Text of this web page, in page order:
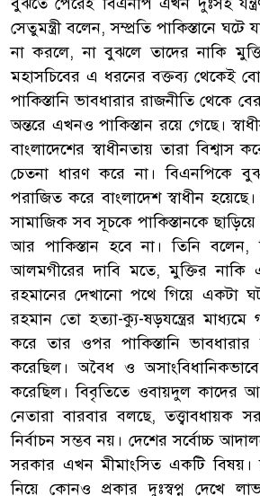
সেতুমন্ত্রী বলেন, সম্প্রতি পাকিস্তানে
না করলে, না বুঝলে তাদের নাকি
মহাসচিবের এ ধরনের বক্তব্য থেকেই
পাকিস্তানি ভাবধারার রাজনীতি থেকে
অন্তরে এখনও পাকিস্তান রয়ে গেছে।
বাংলাদেশের স্বাধীনতায় তারা বিশ্বাস
চেতনা ধারণ করে না। বিএনপিকে
পরাজিত করে বাংলাদেশ স্বাধীন
সামাজিক সব সূচকে পাকিস্তানকে
আর পাকিস্তান হবে না। তিনি
আলমগীরের দাবি মতে, মুক্তির
রহমানের দেখানো পথে গিয়ে একটা
রহমান তো হত্যা-ক্যু-ষড়যন্ত্রের মাধ্যমে
করে তার ওপর পাকিস্তানি
করেছিল। অবৈধ ও অসাংবিধানিকভাবে
করেছিল। বিবৃতিতে ওবায়দুল কাদের
নেতারা বারবার বলছে, তত্ত্বাবধায়ক
নির্বাচন সম্ভব নয়। দেশের সর্বোচ্চ
সরকার এখন মীমাংসিত একটি
নিয়ে কোনও প্রকার দুঃস্বপ্ন দেখে